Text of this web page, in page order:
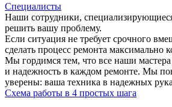
Специалисты
Наши сотрудники,
решить вашу проблему.
Если ситуация не требует срочного
сделать процесс ремонта максимально
Мы гордимся тем, что все наши
и надежность в каждом ремонте. Мы
уверены: ваша техника в надежных
Схема работы в 4 простых шага